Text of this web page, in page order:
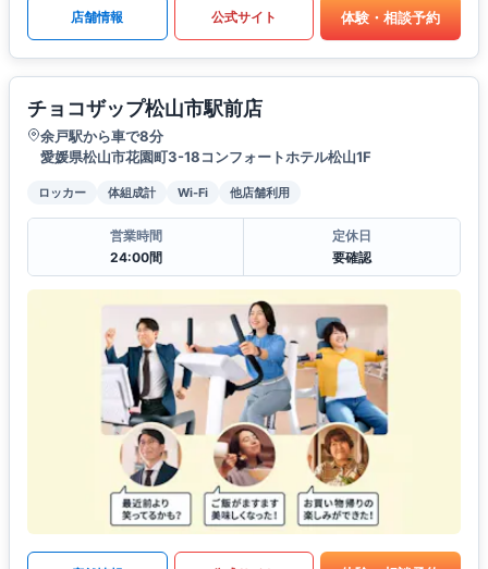
店舗情報 公式サイト 体験・相談予約
チョコザップ松山市駅前店
余戸駅から車で8分
愛媛県松山市花園町3-18コンフォートホテル松山1F
ロッカー 体組成計 Wi-Fi 他店舗利用
営業時間
24:00間
定休日
要確認